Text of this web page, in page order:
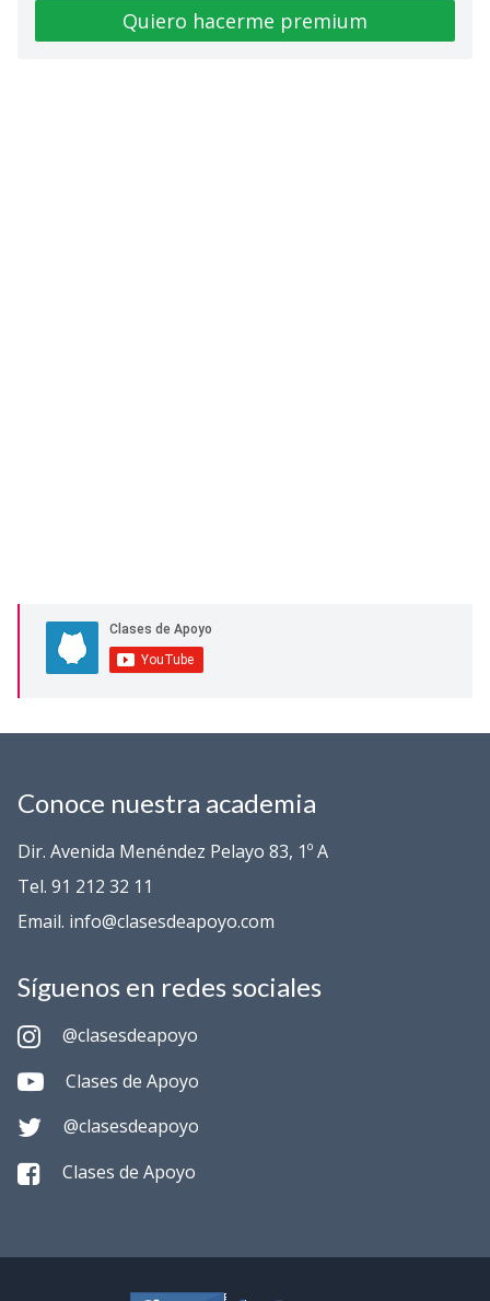
Quiero hacerme premium
Conoce nuestra academia
Dir. Avenida Menéndez Pelayo 83, 1º A
Tel. 91 212 32 11
Email. info@clasesdeapoyo.com
Síguenos en redes sociales
@clasesdeapoyo
Clases de Apoyo
@clasesdeapoyo
Clases de Apoyo